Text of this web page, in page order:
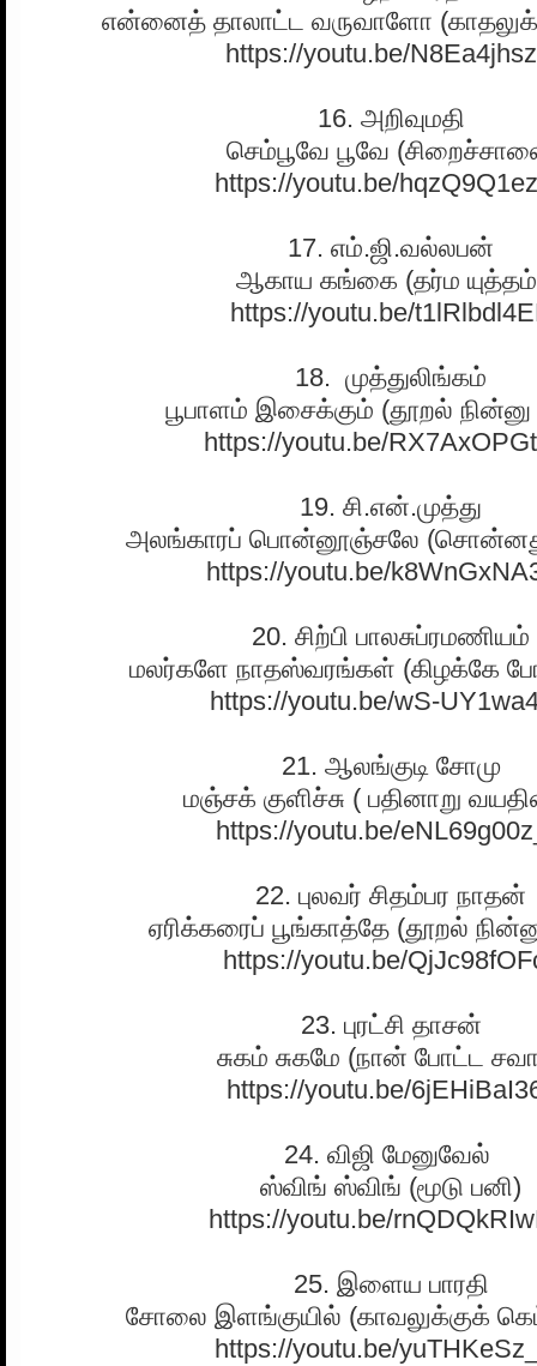
என்னைத் தாலாட்ட வருவாளோ
https://youtu.be/
16. அறிவுமதி
செம்பூவே பூவே
https://youtu.be/
17. எம்.ஜி.வல்லபன்
ஆகாய கங்கை (தர்ம
https://youtu.be/
18. முத்துலிங்கம்
பூபாளம் இசைக்கும் (தூறல் நின்னு
https://youtu.be/
19. சி.என்.முத்து
அலங்காரப் பொன்னூஞ்சலே
https://youtu.be/
20. சிற்பி பாலசுப்ரமணியம்
மலர்களே நாதஸ்வரங்கள் (கிழக்கே
https://youtu.be/wS-
21. ஆலங்குடி சோமு
மஞ்சக் குளிச்சு ( பதினாறு
https://youtu.be/
22. புலவர் சிதம்பர நாதன்
ஏரிக்கரைப் பூங்காத்தே (தூறல்
https://youtu.be/
23. புரட்சி தாசன்
சுகம் சுகமே (நான் போட்ட
https://youtu.be/
24. விஜி மேனுவேல்
ஸ்விங் ஸ்விங் (மூடு பனி)
https://youtu.be/
25. இளைய பாரதி
சோலை இளங்குயில் (காவலுக்குக்
https://youtu.be/